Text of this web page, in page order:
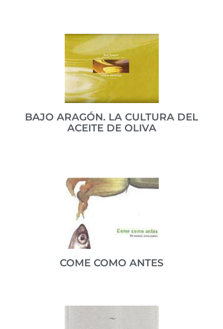
Recetario tradicional aragonés, escrito en fabla.
ISBN 978-84-86036799
VER PUBLICACIÓN
BAJO ARAGÓN. LA CULTURA DEL
ACEITE DE OLIVA
Una visión artística del aceite de oliva y sus
ISBN 84-607-2931-1
VER PUBLICACIÓN
COME COMO ANTES